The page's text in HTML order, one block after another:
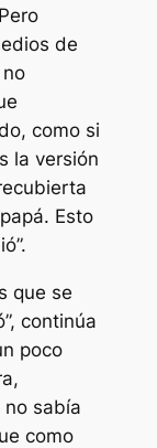
de
como si
la versión
Esto
que se
continúa
poco
no sabía
como